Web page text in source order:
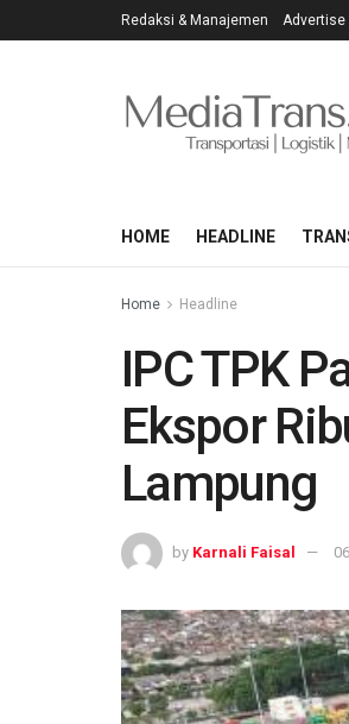
Redaksi & Manajemen Advertise
HOME HEADLINE
Home Headline
IPC TPK
Ekspor
Lampung
by Karnali Faisal